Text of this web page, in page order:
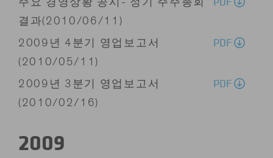
주요 경영상황 공시- 정기 주주총회
결과(2010/06/11)
2009년 4분기 영업보고서
(2010/05/11)
PDF
2009년 3분기 영업보고서
(2010/02/16)
PDF
2009